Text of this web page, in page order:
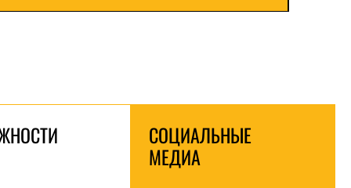
СОЦИАЛЬНЫЕ
МЕДИА